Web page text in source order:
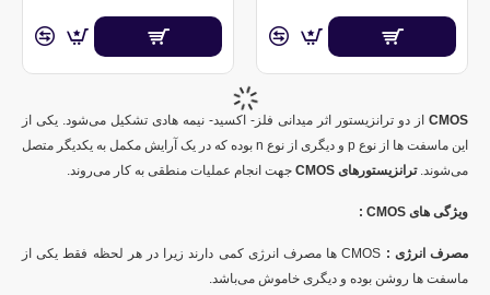
CMOS از دو ترانزیستور اثر میدانی فلز- اکسید- نیمه هادی تشکیل می‌شود. یکی از
این ماسفت ها از نوع p و دیگری از نوع
n بوده که در یک آرایش مکمل به یکدیگر متصل
می‌شوند.ترانزیستورهای CMOS جهت انجام عملیات منطقی به کار می‌روند.
ویژگی های CMOS
:
مصرف انرژی :
ها مصرف انرژی کمی دارند زیرا در هر لحظه فقط یکی از
ماسفت ها روشن بوده و دیگری خاموش می‌باشد.